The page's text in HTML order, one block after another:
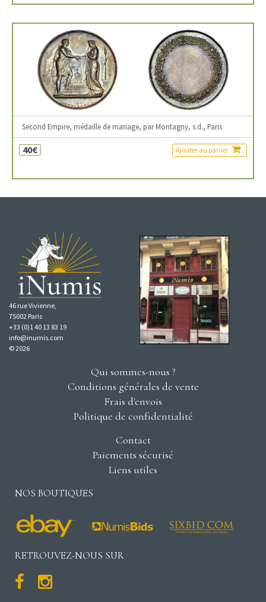
Second Empire, médaille de mariage, par Montagny, s.d., Paris
40€ Ajouter au panier
46 rue Vivienne,
75002 Paris
+33 (0)1 40 13 83 19
info@inumis.com
© 2026
Qui sommes-nous ?
Conditions générales de vente
Frais d'envois
Politique de confidentialité
Contact
Paiements sécurisé
Liens utiles
NOS BOUTIQUES
RETROUVEZ-NOUS SUR